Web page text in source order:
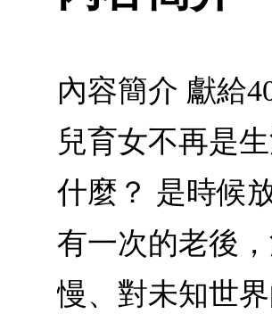
內容簡介 獻給
兒育女不再是
什麼？ 是時候
有一次的老後
慢、對未知世